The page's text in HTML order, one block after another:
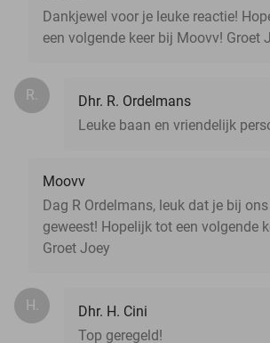
Dankjewel voor je leuke reactie!
een volgende keer bij Moovv! Groet
R.
Dhr. R. Ordelmans
Leuke baan en vriendelijk
Moovv
Dag R Ordelmans, leuk dat je bij
geweest! Hopelijk tot een volgende
Groet Joey
H.
Dhr. H. Cini
Top geregeld!